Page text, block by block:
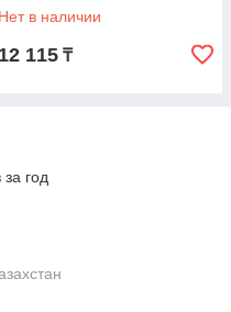
Нет в наличии
12 115 ₸
год